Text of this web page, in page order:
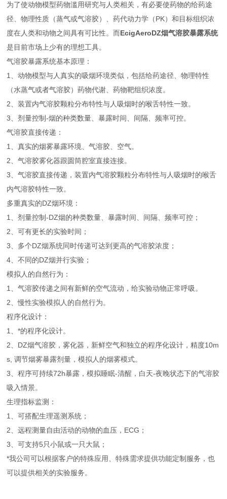
为了使动物模型药物滥用研究与人类相关，有必要使药物的给药途
径、物理性质（蒸气或气溶胶）、药代动力学（PK）和目标组织浓
度在人类和动物之间具有可比性。而EcigAeroDZ烟气溶胶暴露系统
是目前市场上少有的理想工具。
气溶胶暴露系统基本原理：
1、动物模型与人真实的吸烟环境类似，包括给药途径、物理特性
（水蒸气或者气溶胶）药物代谢、药物靶组织浓度。
2、装置内气溶胶颗粒分布特性与人吸烟时的喉舌特性一致。
3、剂量控制-烟的种类数量、暴露时间、间隔、频率可控。
气溶胶直接传递：
1、真实的烟雾暴露环境、气溶胶、空气。
2、气溶胶雾化器跟圆筒腔室直接连接。
3、气溶胶直接传递，装置内气溶胶颗粒分布特性与人吸烟时的喉舌
内气溶胶特性一致。
多重真实的DZ烟环境：
1、剂量控制-DZ烟的种类数量、暴露时间、间隔、频率可控；
2、可有更长的实验时间；
3、多个DZ烟系统同时传递可达到更高的气溶胶浓度；
4、不同的DZ烟并行实验；
模拟人的自然行为：
1、气溶胶传递之间有新鲜的空气流动，给实验动物正常呼吸。
2、慢性实验模拟人的自然行为。
程序化设计：
1、*的程序化设计。
2、DZ烟气溶胶，雾化器，新鲜空气和独立的程序化设计，精度10m
s, 调节烟雾暴露剂量，模拟人的烟雾模式。
3、程序可持续72h暴露，模拟睡眠-清醒，白天-夜晚状态下的气溶胶
吸入情景。
生理指标监测：
1、可搭配生理遥测系统；
2、远程测量自由活动的动物的血压，ECG；
3、可支持5只小鼠或一只大鼠；
*我公司可以根据客户的特殊应用、特殊需求提供功能定制服务，也
可以提供相关的实验服务。